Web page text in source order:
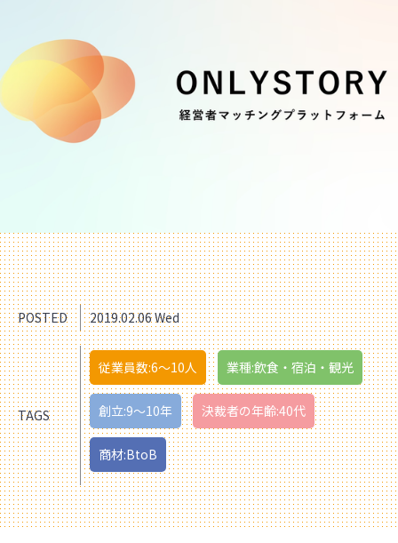
POSTED 2019.02.06 Wed
TAGS
従業員数:6～10人 業種:飲食・宿泊・観光
創立:9〜10年 決裁者の年齢:40代
商材:BtoB